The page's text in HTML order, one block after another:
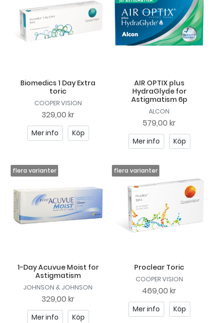
Biomedics 1 Day Extra
toric
COOPER VISION
329,00 kr
Mer info Köp
AIR OPTIX plus
HydraGlyde for
Astigmatism 6p
ALCON
579,00 kr
Mer info Köp
1-Day Acuvue Moist for
Astigmatism
JOHNSON & JOHNSON
329,00 kr
Mer info Köp
Proclear Toric
COOPER VISION
469,00 kr
Mer info Köp